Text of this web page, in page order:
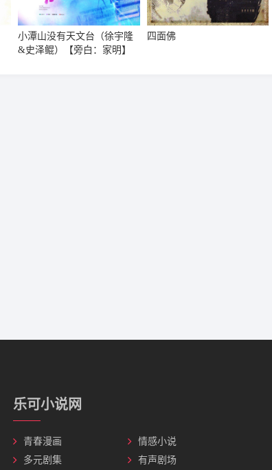
小潭山没有天文台（徐宇隆
&史泽鲲）【旁白：家明】
四面佛
乐可小说网
青春漫画
情感小说
多元剧集
有声剧场